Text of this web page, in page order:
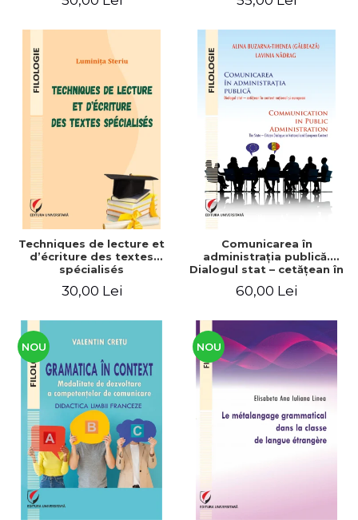
Techniques de lecture et
d’écriture des textes
spécialisés
30,00 Lei
Comunicarea în
administraţia publică.
Dialogul stat – cetăţean în
european / Communication
The state-citizen dialogue
in national and European
context
60,00 Lei
NOU NOU